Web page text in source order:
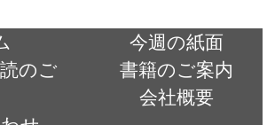
今週の紙面
のご
書籍のご案内
会社概要